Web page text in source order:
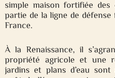
simple maison fortifiée
partie de la ligne de
France.
À la Renaissance, il
propriété agricole et une
jardins et plans d’eau